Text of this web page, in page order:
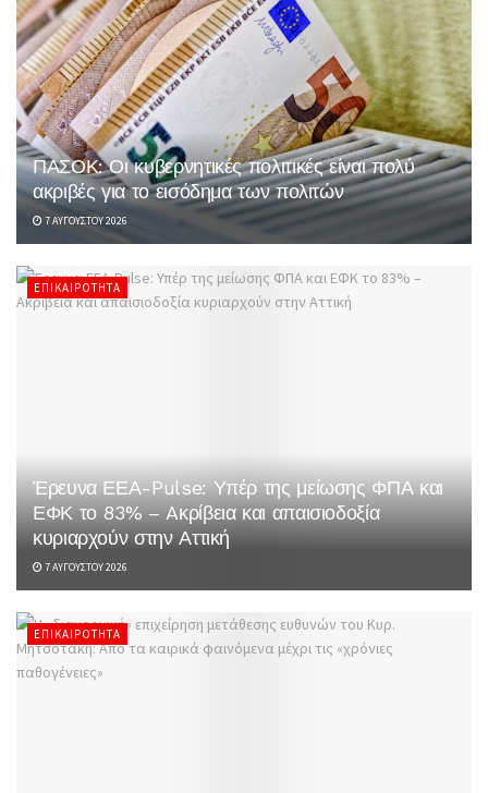
ΠΑΣΟΚ: Οι κυβερνητικές πολιτικές είναι πολύ
ακριβές για το εισόδημα των πολιτών
7 ΑΥΓΟΎΣΤΟΥ 2026
ΕΠΙΚΑΙΡΌΤΗΤΑ
Έρευνα ΕΕΑ-Pulse: Υπέρ της μείωσης ΦΠΑ και
ΕΦΚ το 83% – Aκρίβεια και απαισιοδοξία
κυριαρχούν στην Αττική
7 ΑΥΓΟΎΣΤΟΥ 2026
ΕΠΙΚΑΙΡΌΤΗΤΑ